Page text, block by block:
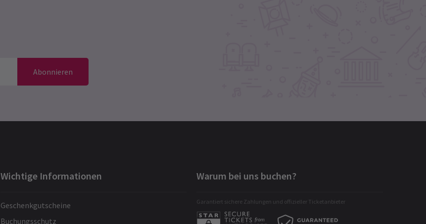
Abonnieren
Wichtige Informationen
Geschenkgutscheine
Buchungsschutz
Warum bei uns buchen?
Garantiert sichere Zahlungen und offizieller Ticketanbieter